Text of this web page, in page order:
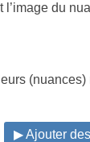
du
▶ Ajouter